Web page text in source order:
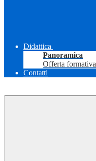
Didattica
Panoramica
Offerta formativa
Contatti